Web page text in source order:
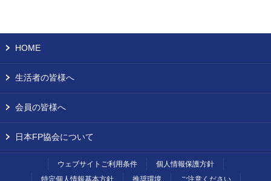
HOME
生活者の皆様へ
会員の皆様へ
日本FP協会について
ウェブサイトご利用条件
個人情報保護方針
特定個人情報基本方針
推奨環境 ご注意ください